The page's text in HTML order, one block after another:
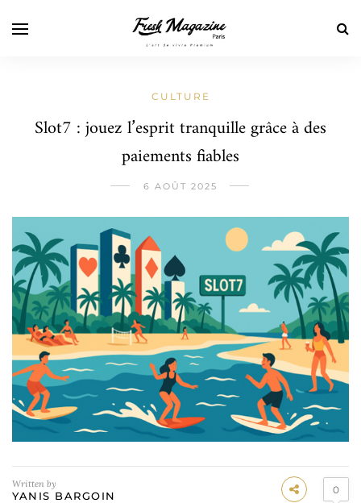
CULTURE
Slot7 : jouez l’esprit tranquille grâce à des
paiements fiables
6 AOÛT 2025
Written by
YANIS BARGOIN 0